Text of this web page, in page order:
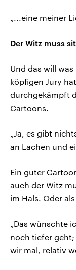
„...eine meiner
Der Witz muss
Und das will
köpfigen Jury
durchgekämpft
Cartoons.
„Ja, es gibt
an Lachen und
Ein guter
auch der Witz
im Hals. Oder
„Das wünschte
noch tiefer geht;
wir mal, relativ